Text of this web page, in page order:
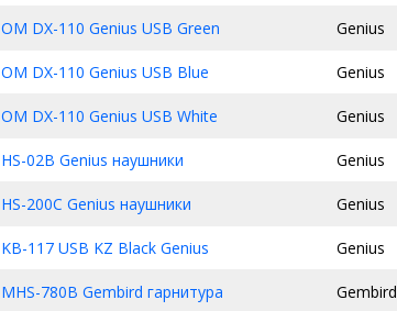
OM DX-110 Genius USB Green Genius
OM DX-110 Genius USB Blue Genius
OM DX-110 Genius USB White Genius
HS-02B Genius наушники Genius
HS-200C Genius наушники Genius
KB-117 USB KZ Black Genius Genius
MHS-780B Gembird гарнитура Gembird